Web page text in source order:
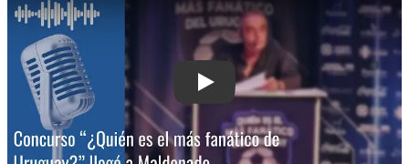
Play: Concurso “¿Quién es el más